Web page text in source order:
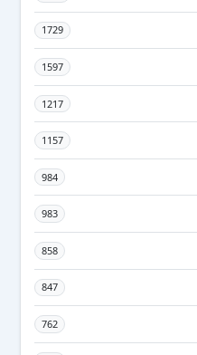
1729
1597
1217
1157
984
983
858
847
762